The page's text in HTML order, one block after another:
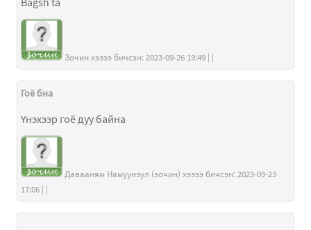
Зочин хэзээ бичсэн: 2023-09-26 19:49 | |
Гоё бна
Үнэхээр гоё дуу байна
Давааням Намуунзул (зочин) хэзээ бичсэн: 2023-09-23
17:06 | |